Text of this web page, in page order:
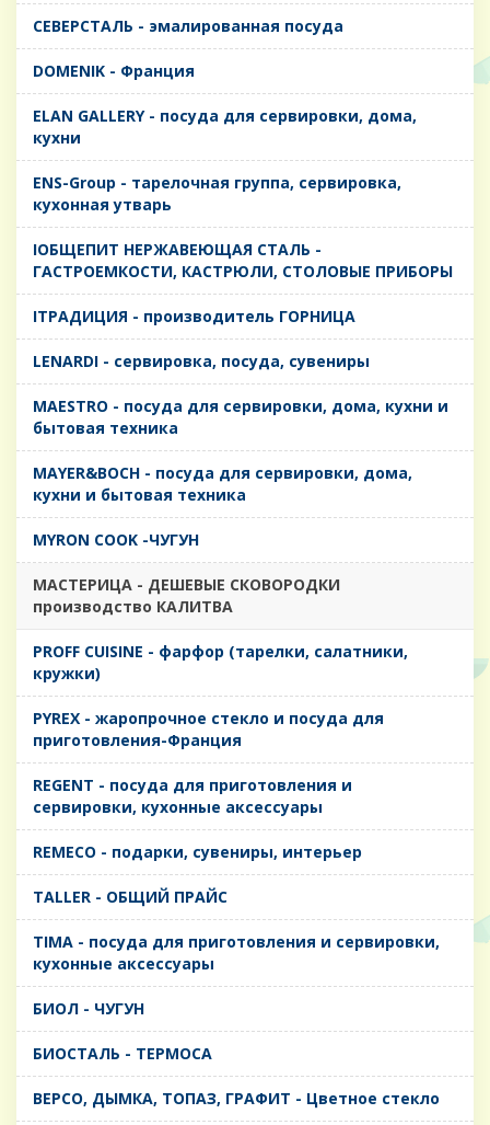
CЕВЕРСТАЛЬ - эмалированная посуда
DOMENIK - Франция
ELAN GALLERY - посуда для сервировки, дома,
кухни
ENS-Group - тарелочная группа, сервировка,
кухонная утварь
IОБЩЕПИТ НЕРЖАВЕЮЩАЯ СТАЛЬ -
ГАСТРОЕМКОСТИ, КАСТРЮЛИ, СТОЛОВЫЕ ПРИБОРЫ
IТРАДИЦИЯ - производитель ГОРНИЦА
LENARDI - сервировка, посуда, сувениры
MAESTRO - посуда для сервировки, дома, кухни и
бытовая техника
MAYER&BOCH - посуда для сервировки, дома,
кухни и бытовая техника
MYRON COOK -ЧУГУН
MАСТЕРИЦА - ДЕШЕВЫЕ СКОВОРОДКИ
производство КАЛИТВА
PROFF CUISINE - фарфор (тарелки, салатники,
кружки)
PYREX - жаропрочное стекло и посуда для
приготовления-Франция
REGENT - посуда для приготовления и
сервировки, кухонные аксессуары
REMECO - подарки, сувениры, интерьер
TALLER - ОБЩИЙ ПРАЙС
TIMA - посуда для приготовления и сервировки,
кухонные аксессуары
БИОЛ - ЧУГУН
БИОСТАЛЬ - ТЕРМОСА
ВЕРСО, ДЫМКА, ТОПАЗ, ГРАФИТ - Цветное стекло